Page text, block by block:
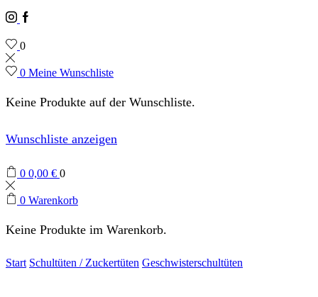
Instagram
Facebook
0
0 Meine Wunschliste
Keine Produkte auf der Wunschliste.
Wunschliste anzeigen
0 0,00 € 0
0 Warenkorb
Keine Produkte im Warenkorb.
Start Schultüten / Zuckertüten Geschwisterschultüten